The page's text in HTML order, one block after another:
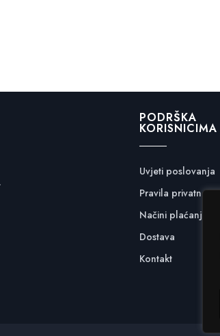
PODRŠKA
KORISNICIMA
Uvjeti poslovanja
Pravila privatnosti
Načini plaćanja
Dostava
Kontakt